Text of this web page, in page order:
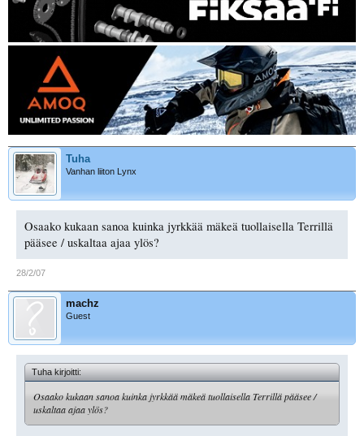
Tuha
Vanhan liiton Lynx
Osaako kukaan sanoa kuinka jyrkkää mäkeä tuollaisella Terrillä
pääsee / uskaltaa ajaa ylös?
28/2/07
machz
Guest
Tuha kirjoitti:
Osaako kukaan sanoa kuinka jyrkkää mäkeä tuollaisella Terrillä pääsee /
uskaltaa ajaa ylös?